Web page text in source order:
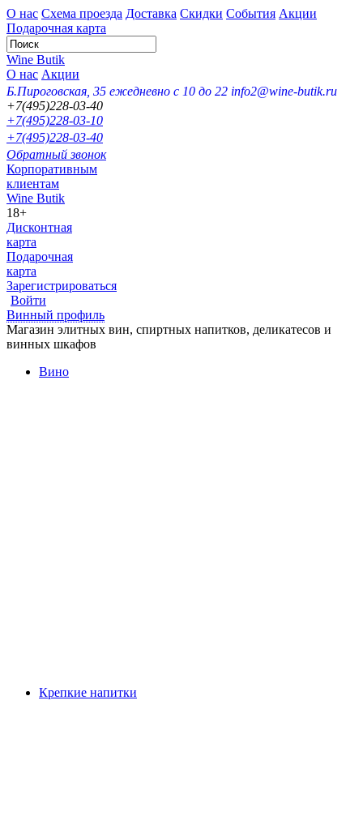
О нас Схема проезда Доставка Скидки События Акции
Подарочная карта
Wine Butik
О нас Акции
Б.Пироговская, 35 ежедневно с 10 до 22 info2@wine-butik.ru
+7(495)228-03-40
+7(495)228-03-10
+7(495)228-03-40
Обратный звонок
Корпоративным
клиентам
Wine Butik
18+
Дисконтная
карта
Подарочная
карта
Зарегистрироваться
Войти
Винный профиль
Магазин элитных вин, спиртных напитков, деликатесов и
винных шкафов
Вино
Крепкие напитки